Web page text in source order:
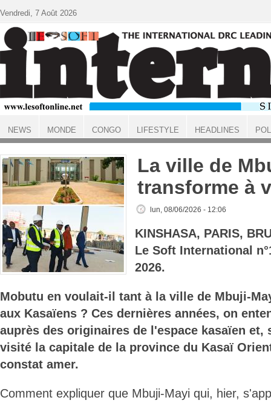
ACCUEIL
La ville de
transforme à
lun, 08/06/2026 - 12:06
KINSHASA, PARIS,
Le Soft International
2026.
Mobutu en voulait-il tant à la ville de Mbuji-
aux Kasaïens ? Ces dernières années, on
auprès des originaires de l'espace kasaïen
visité la capitale de la province du Kasaï
constat amer.
Comment expliquer que Mbuji-Mayi qui, hier,
Vendredi, 7 Août 2026
NEWS MONDE CONGO LIFESTYLE HEADLINES